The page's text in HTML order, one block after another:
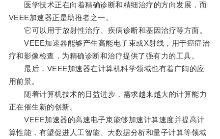
医学技术正在向着精确诊断和精细治疗的方向发展，而
VEEE加速器正是助推者之一。
它可以用于放射性治疗、疾病诊断和基因治疗等方面。
VEEE加速器能够产生高能电子束或X射线，用于癌症治
疗和影像检查，为精确诊断和治疗提供了强有力的工具。
最后，VEEE加速器在计算机科学领域也有着广阔的应
用前景。
随着计算机技术的日益进步，需求越来越大的计算能力
正在催生新的创新。
VEEE加速器的高速电子束能够加速计算速度并提高计
算性能，有望促进人工智能、大数据分析和量子计算等领域